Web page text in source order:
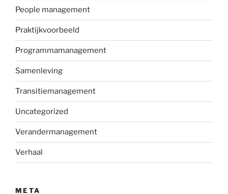
People management
Praktijkvoorbeeld
Programmamanagement
Samenleving
Transitiemanagement
Uncategorized
Verandermanagement
Verhaal
META